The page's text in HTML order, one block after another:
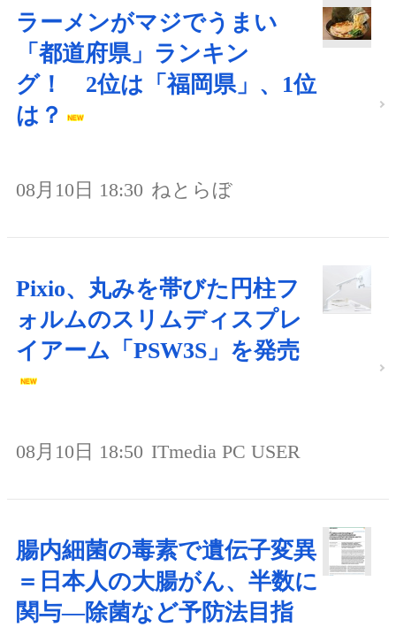
ラーメンがマジでうまい
「都道府県」ランキン
グ！ 2位は「福岡県」、1位
は？
08月10日 18:30 ねとらぼ
Pixio、丸みを帯びた円柱フ
ォルムのスリムディスプレ
イアーム「PSW3S」を発売
08月10日 18:50 ITmedia PC USER
腸内細菌の毒素で遺伝子変異
＝日本人の大腸がん、半数に
関与―除菌など予防法目指